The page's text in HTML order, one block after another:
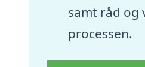
samt råd og
processen.